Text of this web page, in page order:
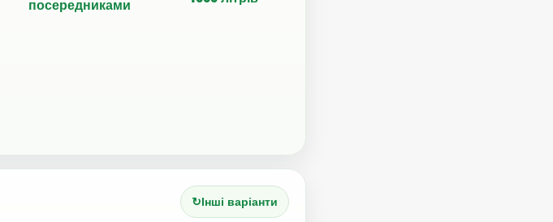
посередниками
↻Інші варіанти